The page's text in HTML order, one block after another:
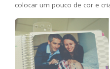
colocar um pouco de cor e